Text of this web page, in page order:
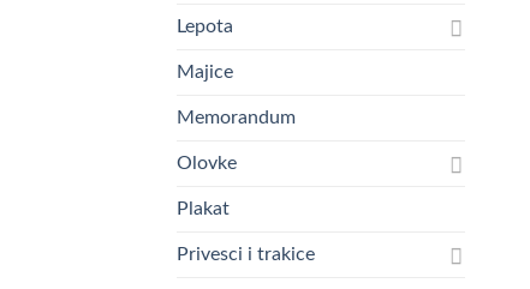
Lepota
Majice
Memorandum
Olovke
Plakat
Privesci i trakice